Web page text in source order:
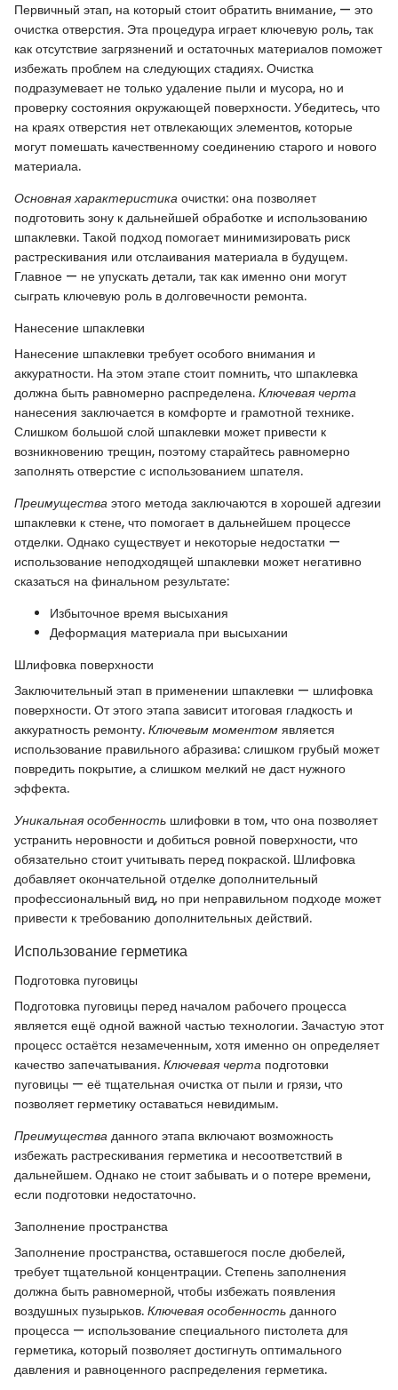
Первичный этап, на который стоит обратить внимание, — это
очистка отверстия. Эта процедура играет ключевую роль, так
как отсутствие загрязнений и остаточных материалов поможет
избежать проблем на следующих стадиях. Очистка
подразумевает не только удаление пыли и мусора, но и
проверку состояния окружающей поверхности. Убедитесь, что
на краях отверстия нет отвлекающих элементов, которые
могут помешать качественному соединению старого и нового
материала.
Основная характеристика очистки: она позволяет
подготовить зону к дальнейшей обработке и использованию
шпаклевки. Такой подход помогает минимизировать риск
растрескивания или отслаивания материала в будущем.
Главное — не упускать детали, так как именно они могут
сыграть ключевую роль в долговечности ремонта.
Нанесение шпаклевки
Нанесение шпаклевки требует особого внимания и
аккуратности. На этом этапе стоит помнить, что шпаклевка
должна быть равномерно распределена. Ключевая черта
нанесения заключается в комфорте и грамотной технике.
Слишком большой слой шпаклевки может привести к
возникновению трещин, поэтому старайтесь равномерно
заполнять отверстие с использованием шпателя.
Преимущества этого метода заключаются в хорошей адгезии
шпаклевки к стене, что помогает в дальнейшем процессе
отделки. Однако существует и некоторые недостатки —
использование неподходящей шпаклевки может негативно
сказаться на финальном результате:
Избыточное время высыхания
Деформация материала при высыхании
Шлифовка поверхности
Заключительный этап в применении шпаклевки — шлифовка
поверхности. От этого этапа зависит итоговая гладкость и
аккуратность ремонту. Ключевым моментом является
использование правильного абразива: слишком грубый может
повредить покрытие, а слишком мелкий не даст нужного
эффекта.
Уникальная особенность шлифовки в том, что она позволяет
устранить неровности и добиться ровной поверхности, что
обязательно стоит учитывать перед покраской. Шлифовка
добавляет окончательной отделке дополнительный
профессиональный вид, но при неправильном подходе может
привести к требованию дополнительных действий.
Использование герметика
Подготовка пуговицы
Подготовка пуговицы перед началом рабочего процесса
является ещё одной важной частью технологии. Зачастую этот
процесс остаётся незамеченным, хотя именно он определяет
качество запечатывания. Ключевая черта подготовки
пуговицы — её тщательная очистка от пыли и грязи, что
позволяет герметику оставаться невидимым.
Преимущества данного этапа включают возможность
избежать растрескивания герметика и несоответствий в
дальнейшем. Однако не стоит забывать и о потере времени,
если подготовки недостаточно.
Заполнение пространства
Заполнение пространства, оставшегося после дюбелей,
требует тщательной концентрации. Степень заполнения
должна быть равномерной, чтобы избежать появления
воздушных пузырьков. Ключевая особенность данного
процесса — использование специального пистолета для
герметика, который позволяет достигнуть оптимального
давления и равноценного распределения герметика.